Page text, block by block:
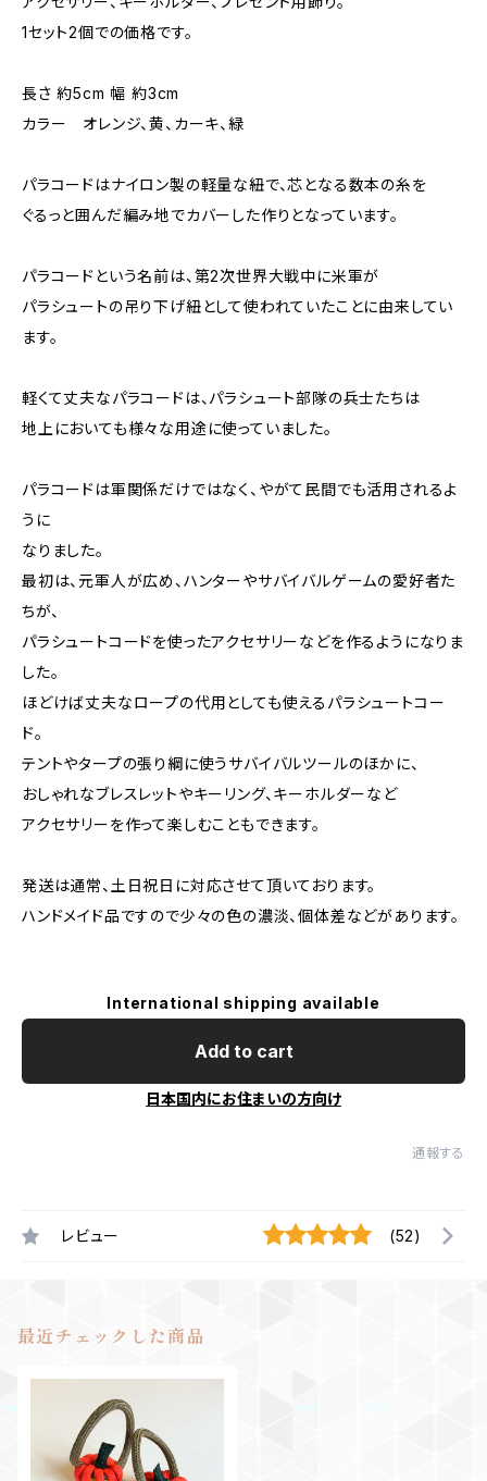
1セット2個での価格です。
長さ 約5cm 幅 約3cm
カラー オレンジ、黄、カーキ、緑
パラコードはナイロン製の軽量な紐で、芯となる数本の糸を
ぐるっと囲んだ編み地でカバーした作りとなっています。
パラコードという名前は、第2次世界大戦中に米軍が
パラシュートの吊り下げ紐として使われていたことに由来してい
ます。
軽くて丈夫なパラコードは、パラシュート部隊の兵士たちは
地上においても様々な用途に使っていました。
パラコードは軍関係だけではなく、やがて民間でも活用されるよ
うに
なりました。
最初は、元軍人が広め、ハンターやサバイバルゲームの愛好者た
ちが、
パラシュートコードを使ったアクセサリーなどを作るようになりま
した。
ほどけば丈夫なロープの代用としても使えるパラシュートコー
ド。
テントやタープの張り綱に使うサバイバルツールのほかに、
おしゃれなブレスレットやキーリング、キーホルダーなど
アクセサリーを作って楽しむこともできます。
発送は通常、土日祝日に対応させて頂いております。
ハンドメイド品ですので少々の色の濃淡、個体差などがあります。
International shipping available
Add to cart
日本国内にお住まいの方向け
通報する
レビュー (52)
最近チェックした商品